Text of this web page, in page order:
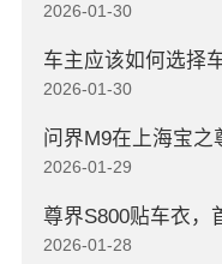
2026-01-30
车主应该如何选择
2026-01-30
2026-01-29
尊界S800贴车衣，
2026-01-28